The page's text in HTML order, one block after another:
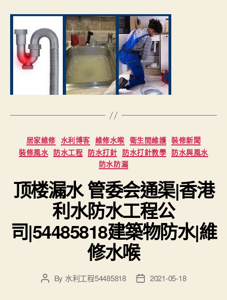
Categories
居家維修 水利博客 維修水喉 衛生間維護 裝修新聞
裝修風水 防水工程 防水打針 防水打針教學 防水與風水
防水防漏
顶楼漏水 管委会通渠|香港
利水防水工程公
司|54485818建築物防水|維
修水喉
PostBy 水利工程54485818
Post2021-05-18